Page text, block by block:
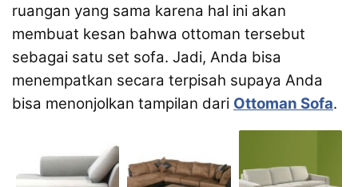
ruangan yang sama karena hal ini akan
membuat kesan bahwa ottoman tersebut
sebagai satu set sofa. Jadi, Anda bisa
menempatkan secara terpisah supaya Anda
bisa menonjolkan tampilan dari Ottoman Sofa.